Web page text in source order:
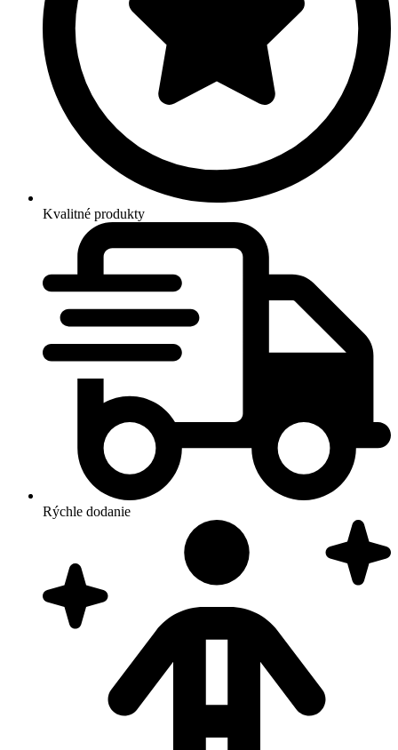
Kvalitné produkty
Rýchle dodanie